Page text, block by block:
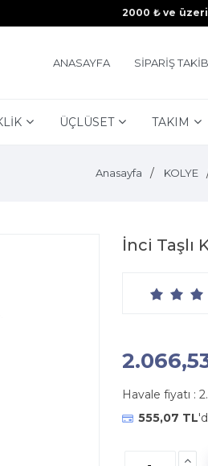
2000 ₺ ve
ANASAYFA SİPARİŞ
ÜÇLÜSET TAKIM
Anasayfa KOLYE
İnci Taşlı
Havale fiyatı :
555,07 TL